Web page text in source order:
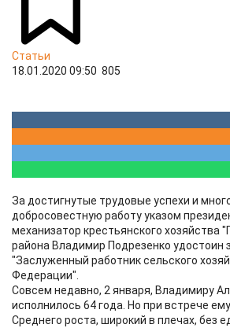
Статьи
18.01.2020 09:50 805
За достигнутые трудовые успехи и
добросовестную работу указом
механизатор крестьянского хозяйства
района Владимир Подрезенко удостоин
"Заслуженный работник сельского
Федерации".
Совсем недавно, 2 января, Владимиру
исполнилось 64 года. Но при встрече
Среднего роста, широкий в плечах, без